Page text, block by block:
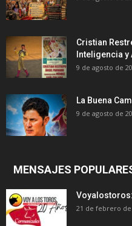
Cristian
Inteligencia y
9 de agosto de
La Buena
9 de agosto de
MENSAJES
21 de febrero de